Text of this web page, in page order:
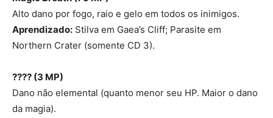
Alto dano por fogo, raio e gelo em todos os inimigos.
Aprendizado: Stilva em Gaea’s Cliff; Parasite em
Northern Crater (somente CD 3).
???? (3 MP)
Dano não elemental (quanto menor seu HP. Maior o dano
da magia).